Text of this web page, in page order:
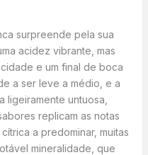
surpreende pela sua
acidez vibrante, mas
e um final de boca
a ser leve a médio, e a
untuosa,
replicam as notas
a predominar, muitas
mineralidade, que